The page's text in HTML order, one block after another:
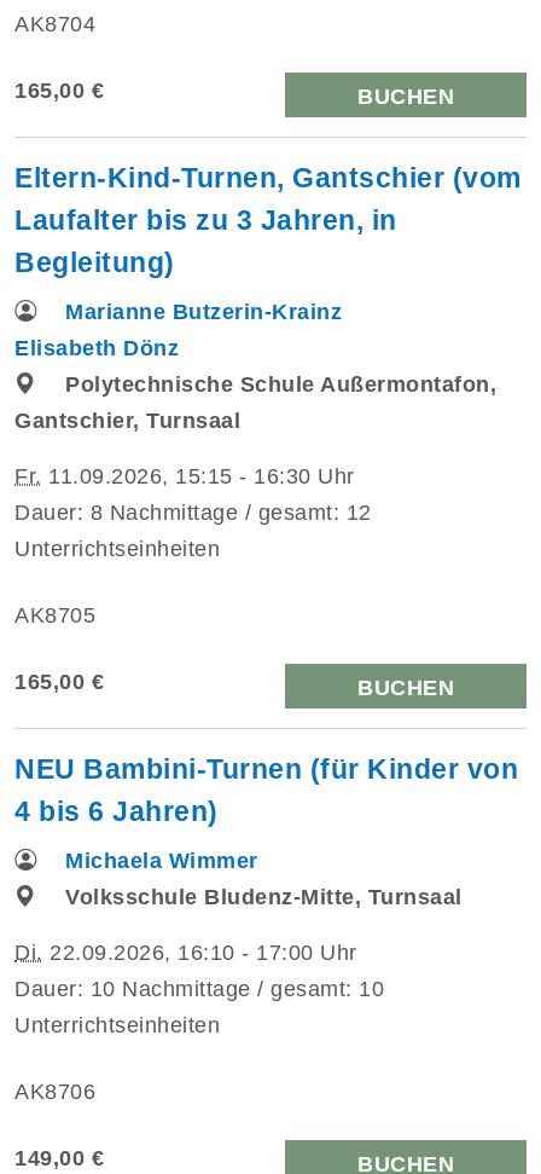
AK8704
165,00 € BUCHEN
Eltern-Kind-Turnen, Gantschier (vom
Laufalter bis zu 3 Jahren, in
Begleitung)
Marianne Butzerin-Krainz
Elisabeth Dönz
Polytechnische Schule Außermontafon,
Gantschier, Turnsaal
Fr. 11.09.2026, 15:15 - 16:30 Uhr
Dauer: 8 Nachmittage / gesamt: 12
Unterrichtseinheiten
AK8705
165,00 € BUCHEN
NEU Bambini-Turnen (für Kinder von
4 bis 6 Jahren)
Michaela Wimmer
Volksschule Bludenz-Mitte, Turnsaal
Di. 22.09.2026, 16:10 - 17:00 Uhr
Dauer: 10 Nachmittage / gesamt: 10
Unterrichtseinheiten
AK8706
149,00 € BUCHEN